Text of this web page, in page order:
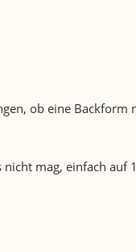
ob eine Backform
mag, einfach auf